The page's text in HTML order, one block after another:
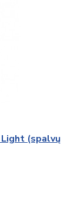
(spalvų